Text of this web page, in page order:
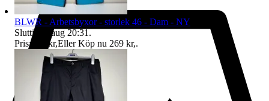
BLWR - Arbetsbyxor - storlek 46 - Dam - NY
Sluttid
16 aug 20:31.
Pris: 224 kr,Eller Köp nu 269 kr,.